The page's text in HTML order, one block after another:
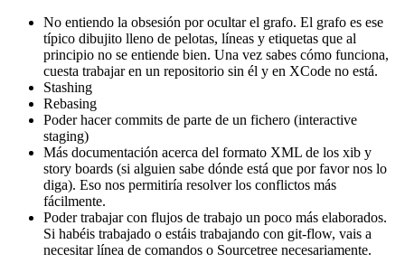
No entiendo la obsesión por ocultar el grafo. El grafo es ese
típico dibujito lleno de pelotas, líneas y etiquetas que al
principio no se entiende bien. Una vez sabes cómo funciona,
cuesta trabajar en un repositorio sin él y en XCode no está.
Stashing
Rebasing
Poder hacer commits de parte de un fichero (interactive
staging)
Más documentación acerca del formato XML de los xib y
story boards (si alguien sabe dónde está que por favor nos lo
diga). Eso nos permitiría resolver los conflictos más
fácilmente.
Poder trabajar con flujos de trabajo un poco más elaborados.
Si habéis trabajado o estáis trabajando con git-flow, vais a
necesitar línea de comandos o Sourcetree necesariamente.